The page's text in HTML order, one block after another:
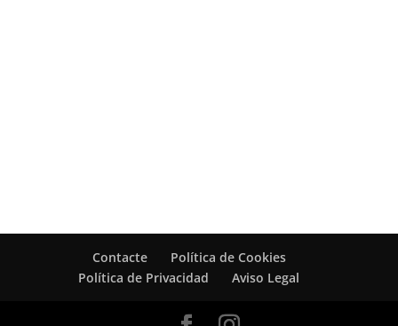
Contacte
Política de Cookies
Política de Privacidad
Aviso Legal